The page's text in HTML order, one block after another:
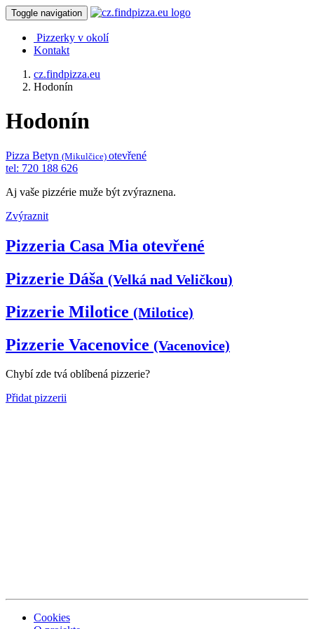
Toggle navigation
Pizzerky v okolí
Kontakt
cz.findpizza.eu
Hodonín
Hodonín
Pizza Betyn (Mikulčice) otevřené
tel: 720 188 626
Aj vaše pizzérie muže být zvýraznena.
Zvýraznit
Pizzeria Casa Mia otevřené
Pizzerie Dáša (Velká nad Veličkou)
Pizzerie Milotice (Milotice)
Pizzerie Vacenovice (Vacenovice)
Chybí zde tvá oblíbená pizzerie?
Přidat pizzerii
Cookies